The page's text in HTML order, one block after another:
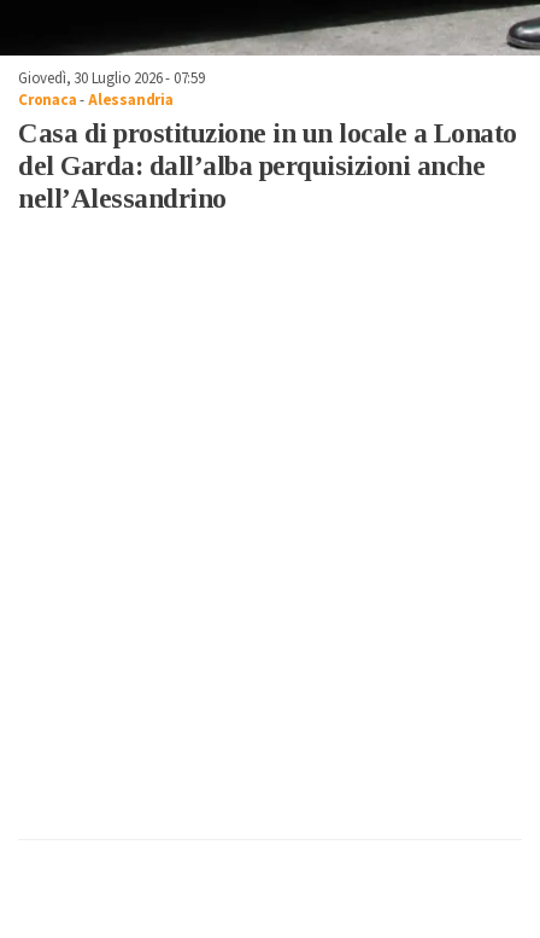
Giovedì, 30 Luglio 2026 - 07:59
Cronaca-Alessandria
Casa di prostituzione in un locale a Lonato
del Garda: dall’alba perquisizioni anche
nell’Alessandrino